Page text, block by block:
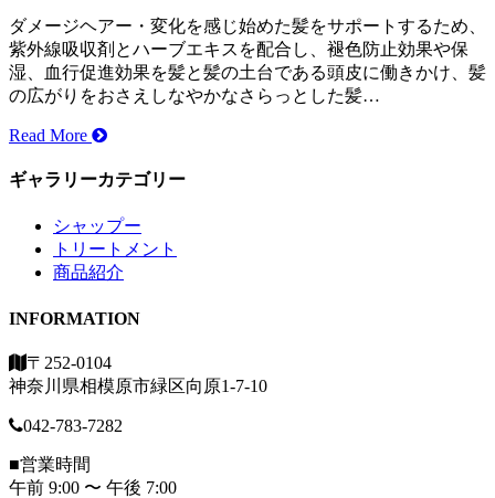
ダメージヘアー・変化を感じ始めた髪をサポートするため、
紫外線吸収剤とハーブエキスを配合し、褪色防止効果や保
湿、血行促進効果を髪と髪の土台である頭皮に働きかけ、髪
の広がりをおさえしなやかなさらっとした髪…
Read More
ギャラリーカテゴリー
シャップー
トリートメント
商品紹介
INFORMATION
〒252-0104
神奈川県相模原市緑区向原1-7-10
042-783-7282
■営業時間
午前 9:00 〜 午後 7:00